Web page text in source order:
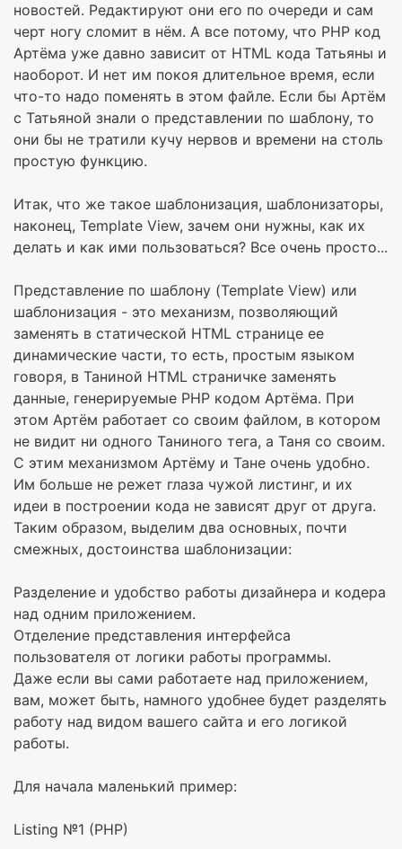
новостей. Редактируют они его по очереди и сам
черт ногу сломит в нём. А все потому, что PHP код
Артёма уже давно зависит от HTML кода Татьяны и
наоборот. И нет им покоя длительное время, если
что-то надо поменять в этом файле. Если бы Артём
с Татьяной знали о представлении по шаблону, то
они бы не тратили кучу нервов и времени на столь
простую функцию.
Итак, что же такое шаблонизация, шаблонизаторы,
наконец, Template View, зачем они нужны, как их
делать и как ими пользоваться? Все очень просто...
Представление по шаблону (Template View) или
шаблонизация - это механизм, позволяющий
заменять в статической HTML странице ее
динамические части, то есть, простым языком
говоря, в Таниной HTML страничке заменять
данные, генерируемые PHP кодом Артёма. При
этом Артём работает со своим файлом, в котором
не видит ни одного Таниного тега, а Таня со своим.
С этим механизмом Артёму и Тане очень удобно.
Им больше не режет глаза чужой листинг, и их
идеи в построении кода не зависят друг от друга.
Таким образом, выделим два основных, почти
смежных, достоинства шаблонизации:
Разделение и удобство работы дизайнера и кодера
над одним приложением.
Отделение представления интерфейса
пользователя от логики работы программы.
Даже если вы сами работаете над приложением,
вам, может быть, намного удобнее будет разделять
работу над видом вашего сайта и его логикой
работы.
Для начала маленький пример:
Listing №1 (PHP)